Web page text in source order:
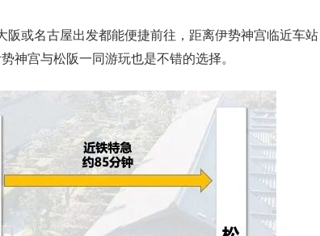
或名古屋出发都能便捷前往，距离伊势神宫临近车站
神宫与松阪一同游玩也是不错的选择。